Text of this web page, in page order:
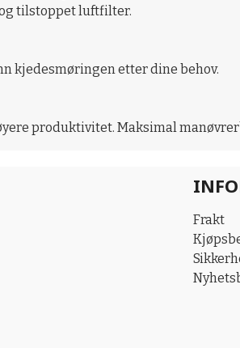
tilstoppet luftfilter.
kjedesmøringen etter dine behov.
produktivitet. Maksimal
Frakt